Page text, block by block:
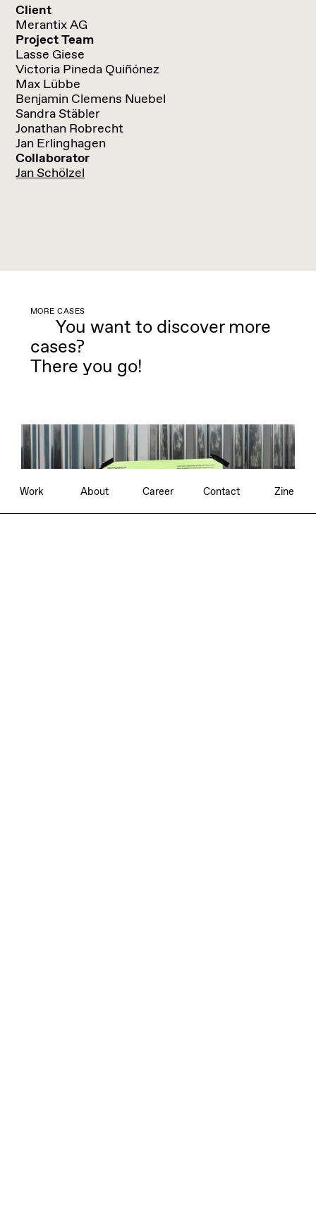
Independent Brand Consultancy Berlin—München
Client
Merantix AG
Project Team
Lasse Giese
Victoria Pineda Quiñónez
Max Lübbe
Benjamin Clemens Nuebel
Sandra Stäbler
Jonathan Robrecht
Jan Erlinghagen
Collaborator
Jan Schölzel
MORE CASES
You want to discover more
cases?
There you go!
Work About Career Contact Zine